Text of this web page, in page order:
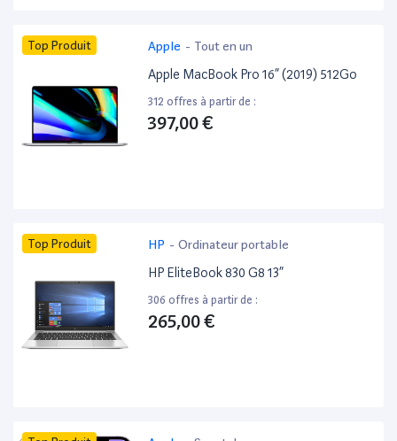
Top Produit Apple - Tout en un
Apple MacBook Pro 16” (2019) 512Go
312 offres à partir de :
397,00 €
Top Produit HP - Ordinateur portable
HP EliteBook 830 G8 13”
306 offres à partir de :
265,00 €